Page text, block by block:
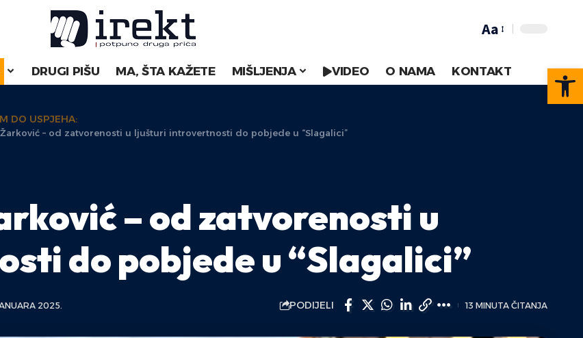
Aa
DRUGI PIŠU MA, ŠTA KAŽETE MIŠLJENJA VIDEO O NAMA KONTAKT
DO USPJEHA:
– od zatvorenosti u ljušturi introvertnosti do pobjede u “Slagalici”
– od zatvorenosti u
do pobjede u “Slagalici”
2025. PODIJELI 13 MINUTA ČITANJA